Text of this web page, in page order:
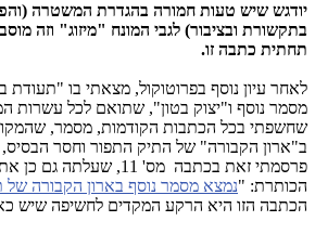
יודגש שיש טעות חמורה בהגדרת המשטרה
בתקשורת ובציבור) לגבי המונח "מיזוג" וזה
תחתית כתבה זו.
לאחר עיון נוסף בפרוטוקול, מצאתי בו "תעודת
מסמר נוסף ו"יצוק בטון", שתואם לכל עשרות
שחשפתי בכל הכתבות הקודמות, מסמר,
פרסמתי זאת בכתבה מס' 11,
הכותרת: "נמצא מסמר נוסף בארון הקבורה של תיק 4000
הכתבה הזו היא הרקע המקדים לחשיפה שיש